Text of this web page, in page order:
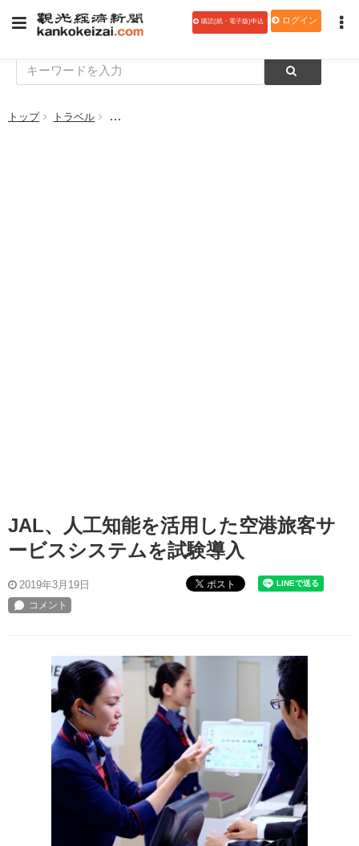
購読(紙・電子版)申込 ログイン
トップ トラベル JAL、人工知能を活用した空港旅客サービスシステ
JAL、人工知能を活用した空港旅客サ
ービスシステムを試験導入
2019年3月19日 ポスト